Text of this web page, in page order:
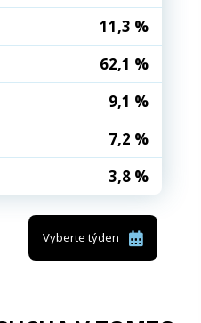
11,3 %
62,1 %
9,1 %
7,2 %
3,8 %
Vyberte týden